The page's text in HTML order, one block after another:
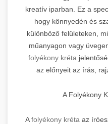
kreatív iparban. Ez a
hogy könnyedén és
különböző felületeken,
műanyagon vagy
folyékony kréta
az előnyeit az írás,
A Folyékony
Afolyékony kréta az